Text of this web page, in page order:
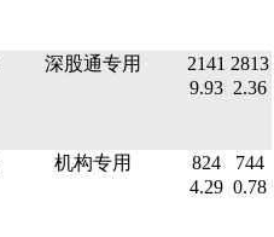
深股通专用
2141
9.93
2813
2.36
机构专用
824
4.29
744
0.78